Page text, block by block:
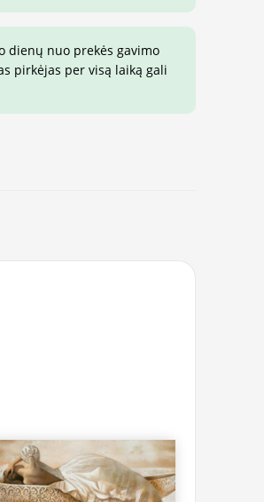
dienų nuo prekės gavimo
pirkėjas per visą laiką gali